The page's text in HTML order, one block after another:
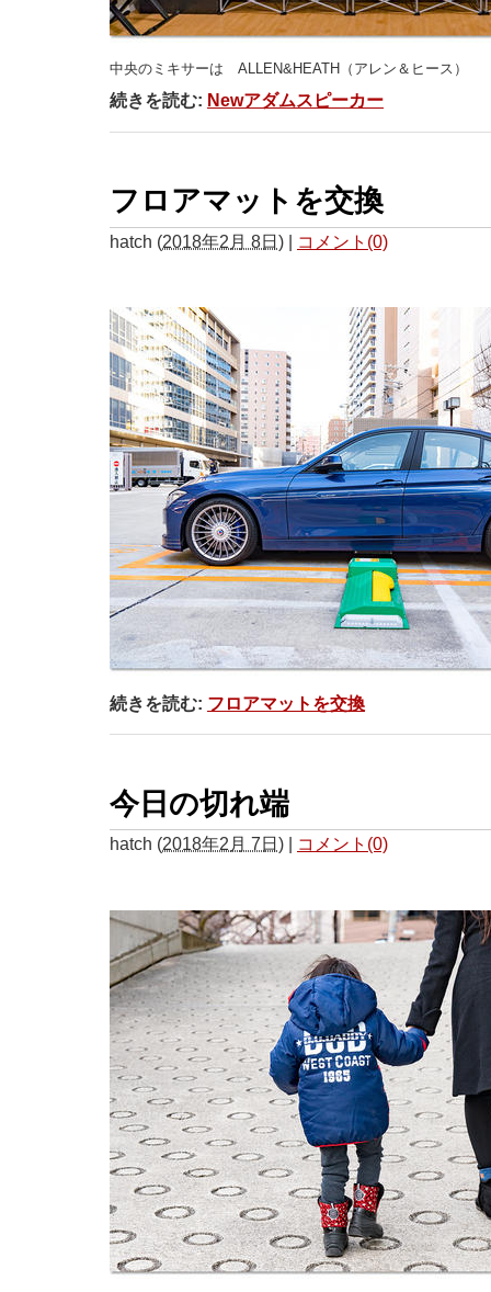
中央のミキサーは ALLEN&HEATH（アレン＆ヒース）
続きを読む: Newアダムスピーカー
フロアマットを交換
hatch (2018年2月 8日) | コメント(0)
続きを読む: フロアマットを交換
今日の切れ端
hatch (2018年2月 7日 ) コメント(0)